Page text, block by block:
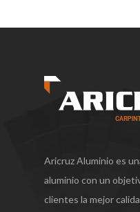
Aricruz Aluminio es
aluminio con un
clientes la mejor